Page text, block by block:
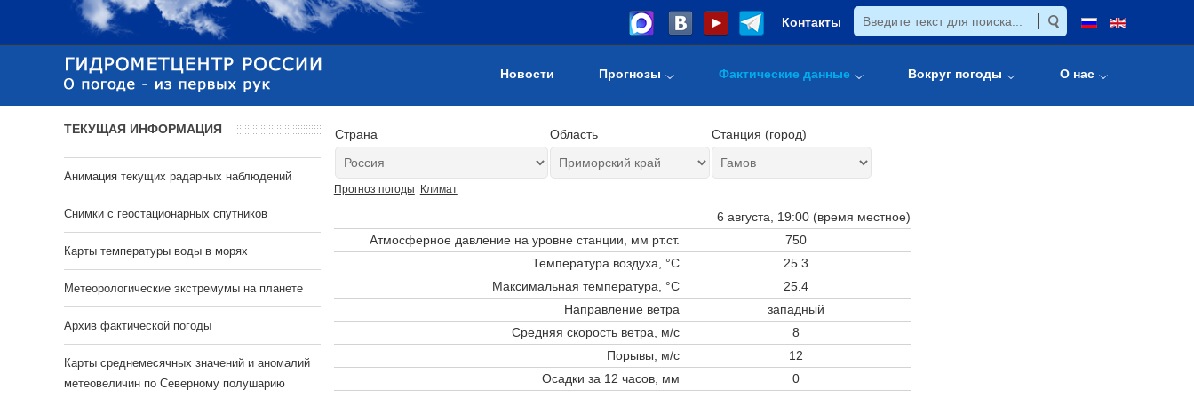
Контакты
Новости Прогнозы Фактические данные Вокруг погоды О нас
Страна Область Станция (город)
Прогноз погоды Климат
6 августа, 19:00 (время местное)
Атмосферное давление на уровне станции, мм рт.ст.
750
Температура воздуха, °C
25.3
Максимальная температура, °C
25.4
Направление ветра
западный
Средняя скорость ветра, м/с
8
Порывы, м/с
12
Осадки за 12 часов, мм
0
ТЕКУЩАЯ ИНФОРМАЦИЯ
Анимация текущих радарных наблюдений
Cнимки с геостационарных спутников
Карты температуры воды в морях
Метеорологические экстремумы на планете
Архив фактической погоды
Карты среднемесячных значений и аномалий
метеовеличин по Северному полушарию